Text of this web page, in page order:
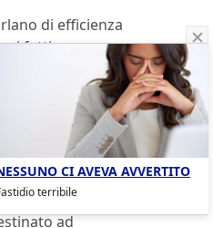
di efficienza
i fatti sono ancora
Anzi, per
costretti a fare
perché
efficace il 55% di
energetica
enorme degli sgravi
sugli edifici, per
ad
CI AVEVA AVVERTITO
terribile